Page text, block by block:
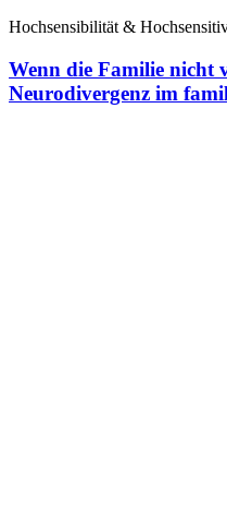
Hochsensibilität &
Wenn die Familie nicht
Neurodivergenz im